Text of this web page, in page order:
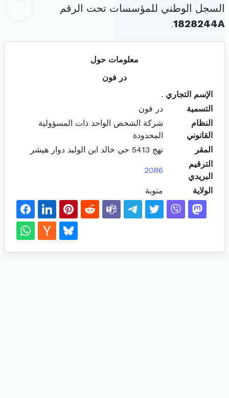
السجل الوطني للمؤسسات تحت الرقم
1828244A
.
معلومات حول
در فون
الإسم التجاري .
التسمية
در فون
النظام
القانوني
شركة الشخص الواحد ذات المسؤولية
المحدودة
المقر
نهج 5413 حي خالد ابن الوليد دوار هيشر
الترقيم
البريدي
2086
الولاية منوبة